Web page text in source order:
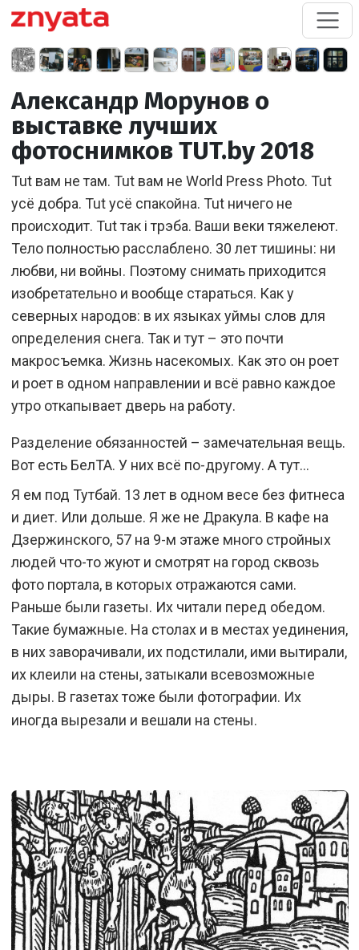
Александр Морунов о
выставке лучших
фотоснимков TUT.by 2018
Tut вам не там. Tut вам не World Press Photo. Tut
усё добра. Tut усё спакойна. Tut ничего не
происходит. Tut так і трэба. Ваши веки тяжелеют.
Тело полностью расслаблено. 30 лет тишины: ни
любви, ни войны. Поэтому снимать приходится
изобретательно и вообще стараться. Как у
северных народов: в их языках уймы слов для
определения снега. Так и тут – это почти
макросъемка. Жизнь насекомых. Как это он роет
и роет в одном направлении и всё равно каждое
утро откапывает дверь на работу.
Разделение обязанностей – замечательная вещь.
Вот есть БелТА. У них всё по-другому. А тут…
Я ем под Тутбай. 13 лет в одном весе без фитнеса
и диет. Или дольше. Я же не Дракула. В кафе на
Дзержинского, 57 на 9-м этаже много стройных
людей что-то жуют и смотрят на город сквозь
фото портала, в которых отражаются сами.
Раньше были газеты. Их читали перед обедом.
Такие бумажные. На столах и в местах уединения,
в них заворачивали, их подстилали, ими вытирали,
их клеили на стены, затыкали всевозможные
дыры. В газетах тоже были фотографии. Их
иногда вырезали и вешали на стены.